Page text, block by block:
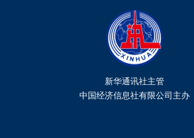
新华通讯社主管
中国经济信息社有限公司主办